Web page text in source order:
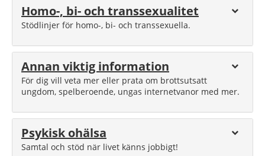
Homo-, bi- och transsexualitet
Stödlinjer för homo-, bi- och transsexuella.
Annan viktig information
För dig vill veta mer eller prata om brottsutsatt
ungdom, spelberoende, ungas internetvanor med mer.
Psykisk ohälsa
Samtal och stöd när livet känns jobbigt!